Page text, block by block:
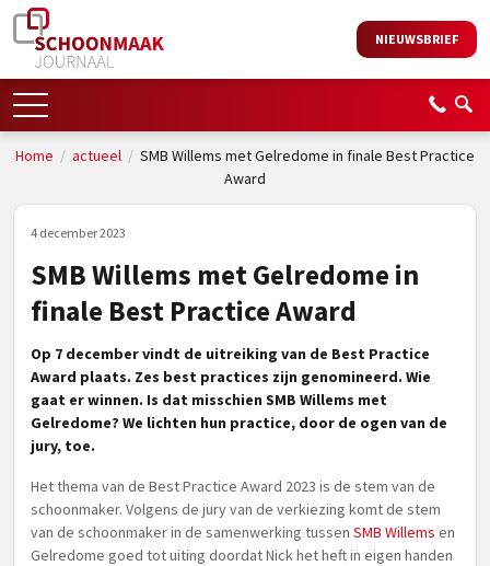
NIEUWSBRIEF
Home / actueel / SMB Willems met Gelredome in finale Best Practice
Award
4 december 2023
SMB Willems met Gelredome in
finale Best Practice Award
Op 7 december vindt de uitreiking van de Best Practice
Award plaats. Zes best practices zijn genomineerd. Wie
gaat er winnen. Is dat misschien SMB Willems met
Gelredome? We lichten hun practice, door de ogen van de
jury, toe.
Het thema van de Best Practice Award 2023 is de stem van de
schoonmaker. Volgens de jury van de verkiezing komt de stem
van de schoonmaker in de samenwerking tussen SMB Willems en
Gelredome goed tot uiting doordat Nick het heft in eigen handen